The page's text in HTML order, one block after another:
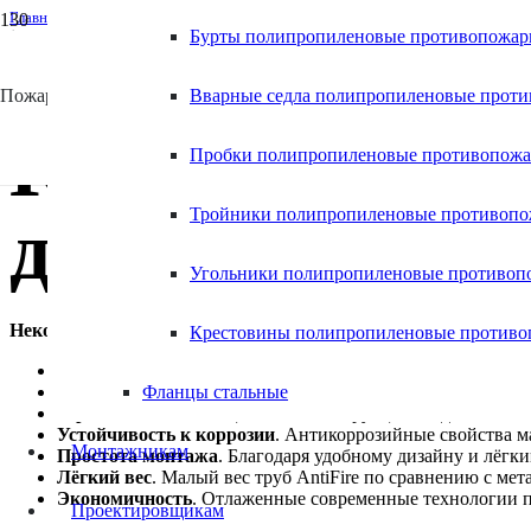
Пожаростойкие полимерные системы
Бурты полипропиленовые
Вварные седла полипропиленовые
Пробки полипропиленовые
Тройники полипропиленовые
Угольники полипропиленовые
Крестовины полипропиленовые
Фланцы стальные
Монтажникам
Проектировщикам
Главная
/
Какие преимущества у труб AntiFire перед другими материалами?
Какие
другими
Некоторые преимущества труб AntiFire перед другими
. Трубы AntiFire обладают высокой
Долговечность. Материал труб обеспечивает
Устойчивость к коррозии. Антикоррозийные свойства
Простота монтажа. Благодаря удобному дизайну и
Лёгкий вес. Малый вес труб AntiFire по сравнению с
Экономичность. Отлаженные современные технологии